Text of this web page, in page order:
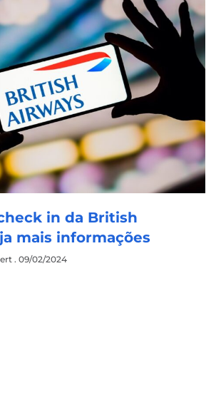
in da British
mais informações
09/02/2024